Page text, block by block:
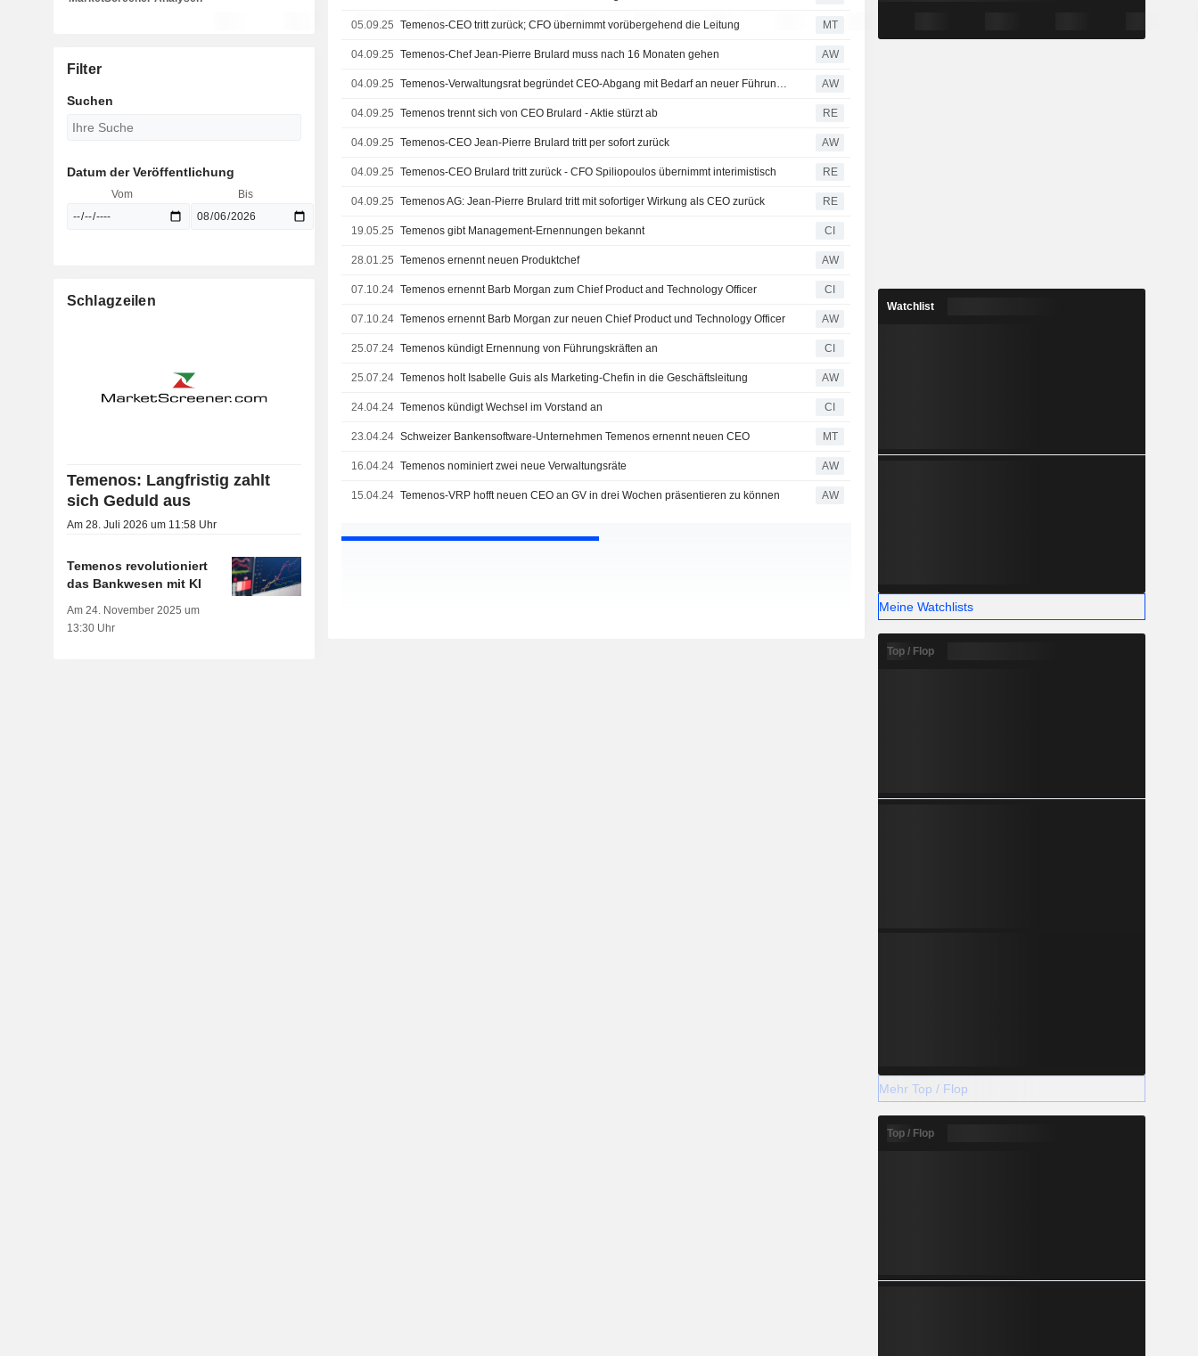
05.09.25 Temenos-CEO tritt zurück; CFO übernimmt vorübergehend die Leitung MT
04.09.25 Temenos-Chef Jean-Pierre Brulard muss nach 16 Monaten gehen AW
04.09.25 Temenos-Verwaltungsrat begründet CEO-Abgang mit Bedarf an neuer Führungsstärke AW
04.09.25 Temenos trennt sich von CEO Brulard - Aktie stürzt ab RE
04.09.25 Temenos-CEO Jean-Pierre Brulard tritt per sofort zurück AW
04.09.25 Temenos-CEO Brulard tritt zurück - CFO Spiliopoulos übernimmt interimistisch RE
04.09.25 Temenos AG: Jean-Pierre Brulard tritt mit sofortiger Wirkung als CEO zurück RE
19.05.25 Temenos gibt Management-Ernennungen bekannt CI
28.01.25 Temenos ernennt neuen Produktchef AW
07.10.24 Temenos ernennt Barb Morgan zum Chief Product and Technology Officer CI
07.10.24 Temenos ernennt Barb Morgan zur neuen Chief Product und Technology Officer AW
25.07.24 Temenos kündigt Ernennung von Führungskräften an CI
25.07.24 Temenos holt Isabelle Guis als Marketing-Chefin in die Geschäftsleitung AW
24.04.24 Temenos kündigt Wechsel im Vorstand an CI
23.04.24 Schweizer Bankensoftware-Unternehmen Temenos ernennt neuen CEO MT
16.04.24 Temenos nominiert zwei neue Verwaltungsräte AW
15.04.24 Temenos-VRP hofft neuen CEO an GV in drei Wochen präsentieren zu können AW
Filter
Suchen
Datum der Veröffentlichung
Vom Bis
Schlagzeilen
Temenos: Langfristig zahlt
sich Geduld aus
Am 28. Juli 2026 um 11:58 Uhr
Temenos revolutioniert
das Bankwesen mit KI
Am 24. November 2025 um
13:30 Uhr
Watchlist
Meine Watchlists
Top / Flop
Mehr Top / Flop
Top / Flop